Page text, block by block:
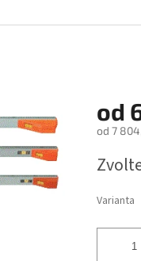
od
od 7
cena:
Varianta